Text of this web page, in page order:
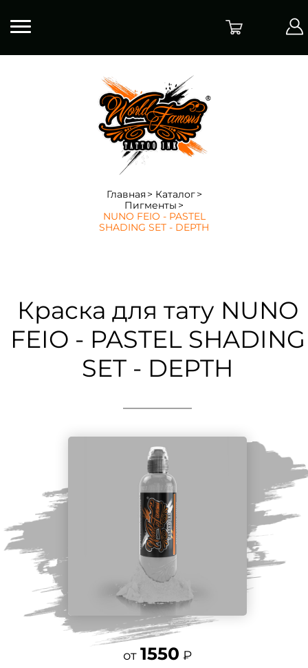
Главная
Каталог
Пигменты
NUNO FEIO - PASTEL
SHADING SET - DEPTH
Краска для тату NUNO
FEIO - PASTEL SHADING
SET - DEPTH
от 1550 ₽